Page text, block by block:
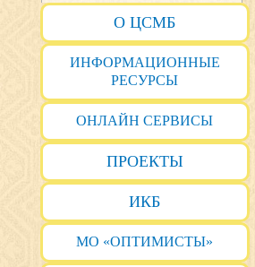
О ЦСМБ
ИНФОРМАЦИОННЫЕ
РЕСУРСЫ
ОНЛАЙН СЕРВИСЫ
ПРОЕКТЫ
ИКБ
МО «ОПТИМИСТЫ»